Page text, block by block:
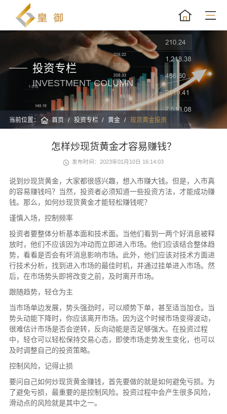
投资专栏
INVESTMENT COLUMN
当前位置： 首页 投资专栏 黄金 现货黄金投资
怎样炒现货黄金才容易赚钱？
发布时间：2023年01月10日 16:14:03
说到炒现货黄金，大家都很感兴趣，想入市赚大钱。但是，入市真
的容易赚钱吗？当然，投资者必须知道一些投资方法，才能成功赚
钱。那么，如何炒现货黄金才能轻松赚钱呢？
谨慎入场，控制频率
投资者要整体分析基本面和技术面。当他们看到一两个好消息被释
放时，他们不应该因为冲动而立即进入市场。他们应该结合整体趋
势，看看是否会有坏消息影响市场。此外，他们应该对技术方面进
行技术分析，找到进入市场的最佳时机，并通过挂单进入市场。然
后，在市场势头即将改变之前，及时离开市场。
跟随趋势，轻仓为主
当市场单边发展，势头强劲时，可以顺势下单，甚至适当加仓。当
势头动能下降时，你应该离开市场。因为这个时候市场变得波动，
很难估计市场是否会逆转，反向动能是否足够强大。在投资过程
中，轻仓可以轻松保持交易心态，即使市场走势发生变化，也可以
及时调整自己的投资策略。
控制风险，记得止损
要问自己如何炒现货黄金赚钱，首先要做的就是如何避免亏损。为
了避免亏损，最重要的是控制风险。投资过程中会产生很多风险，
滑动点的风险就是其中之一。